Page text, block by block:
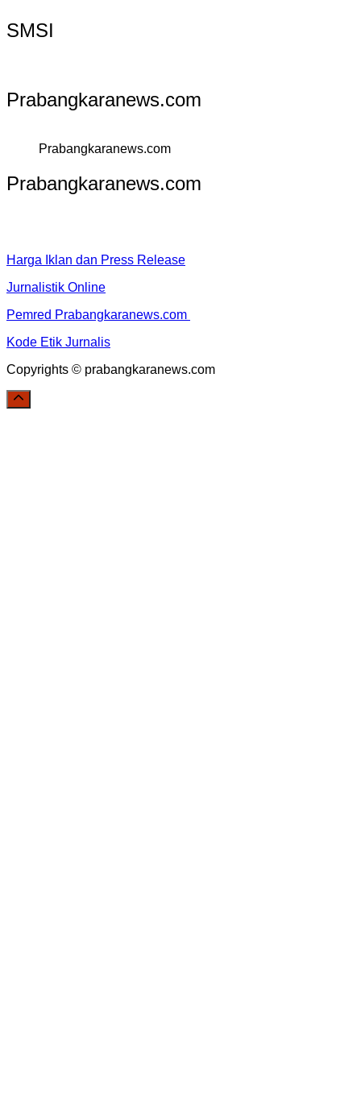
SMSI
Prabangkaranews.com
Prabangkaranews.com
Prabangkaranews.com
Harga Iklan dan Press Release
Jurnalistik Online
Pemred Prabangkaranews.com
Kode Etik Jurnalis
Copyrights © prabangkaranews.com